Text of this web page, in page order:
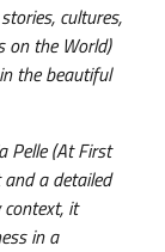
cultures,
on the World)
the beautiful
Pelle (At First
a detailed
it
in a